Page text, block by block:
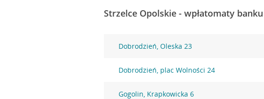
Strzelce Opolskie - wpłatomaty
Dobrodzień, Oleska 23
Dobrodzień, plac Wolności 24
Gogolin, Krapkowicka 6